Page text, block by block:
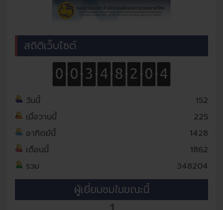
สถิติเว็บไซต์
วันนี้
152
เมื่อวานนี้
225
อาทิตย์นี้
1428
เดือนนี้
1862
รวม
348204
ผู้เยี่ยมชมในขณะนี้